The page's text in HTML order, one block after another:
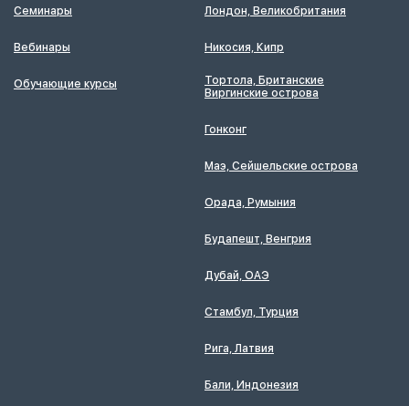
Семинары
Вебинары
Обучающие курсы
Лондон, Великобритания
Никосия, Кипр
Тортола, Британские
Виргинские острова
Гонконг
Маэ, Сейшельские острова
Орада, Румыния
Будапешт, Венгрия
Дубай, ОАЭ
Стамбул, Турция
Рига, Латвия
Бали, Индонезия